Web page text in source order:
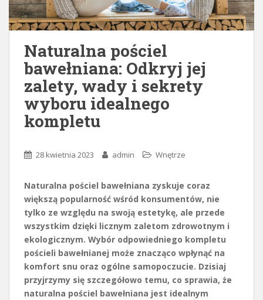
Naturalna pościel
bawełniana: Odkryj jej
zalety, wady i sekrety
wyboru idealnego
kompletu
28 kwietnia 2023 admin Wnętrze
Naturalna pościel bawełniana zyskuje coraz
większą popularność wśród konsumentów, nie
tylko ze względu na swoją estetykę, ale przede
wszystkim dzięki licznym zaletom zdrowotnym i
ekologicznym. Wybór odpowiedniego kompletu
pościeli bawełnianej może znacząco wpłynąć na
komfort snu oraz ogólne samopoczucie. Dzisiaj
przyjrzymy się szczegółowo temu, co sprawia, że
naturalna pościel bawełniana jest idealnym